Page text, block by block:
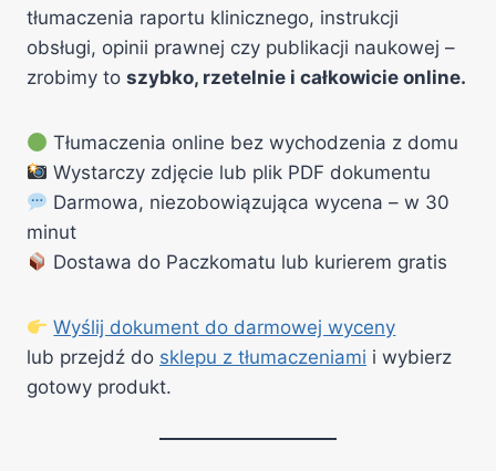
tłumaczenia raportu klinicznego, instrukcji
obsługi, opinii prawnej czy publikacji naukowej –
zrobimy to szybko, rzetelnie i całkowicie online.
Tłumaczenia online bez wychodzenia z domu
Wystarczy zdjęcie lub plik PDF dokumentu
Darmowa, niezobowiązująca wycena – w 30
minut
Dostawa do Paczkomatu lub kurierem gratis
Wyślij dokument do darmowej wyceny
lub przejdź do sklepu z tłumaczeniami i wybierz
gotowy produkt.